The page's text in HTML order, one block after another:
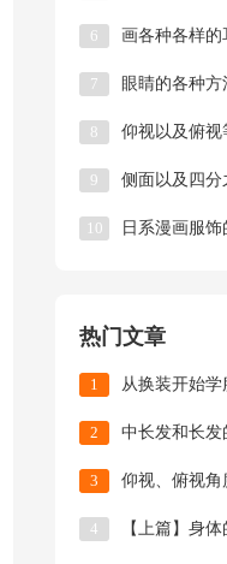
6 画各种各样的
7 眼睛的各种方
8 仰视以及俯视
9 侧面以及四分
10 日系漫画服饰
热门文章
1 从换装开始学
2 中长发和长发
3 仰视、俯视角
4 【上篇】身